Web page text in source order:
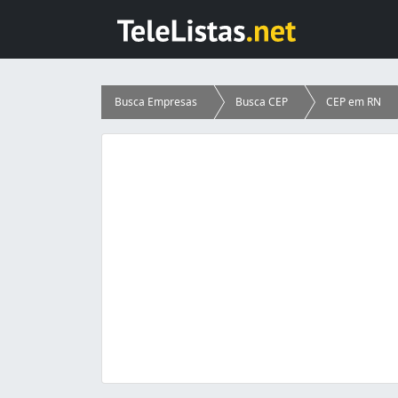
Busca Empresas Busca CEP CEP em RN